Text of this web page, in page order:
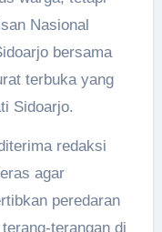
Nasional
bersama
terbuka yang
Sidoarjo.
redaksi
agar
peredaran
terangan di